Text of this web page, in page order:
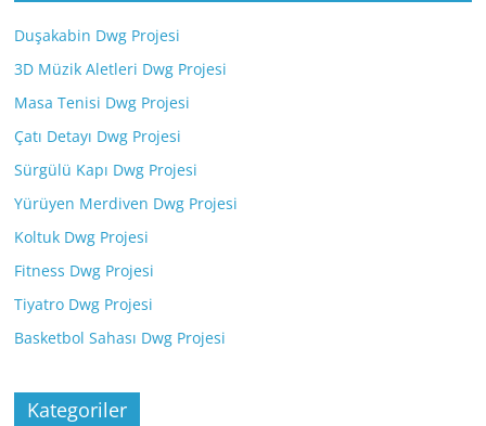
Duşakabin Dwg Projesi
3D Müzik Aletleri Dwg Projesi
Masa Tenisi Dwg Projesi
Çatı Detayı Dwg Projesi
Sürgülü Kapı Dwg Projesi
Yürüyen Merdiven Dwg Projesi
Koltuk Dwg Projesi
Fitness Dwg Projesi
Tiyatro Dwg Projesi
Basketbol Sahası Dwg Projesi
Kategoriler